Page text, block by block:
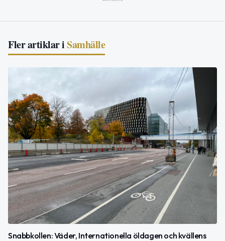
Fler artiklar iSamhälle
Snabbkollen: Väder, Internationella öldagen och kvällens